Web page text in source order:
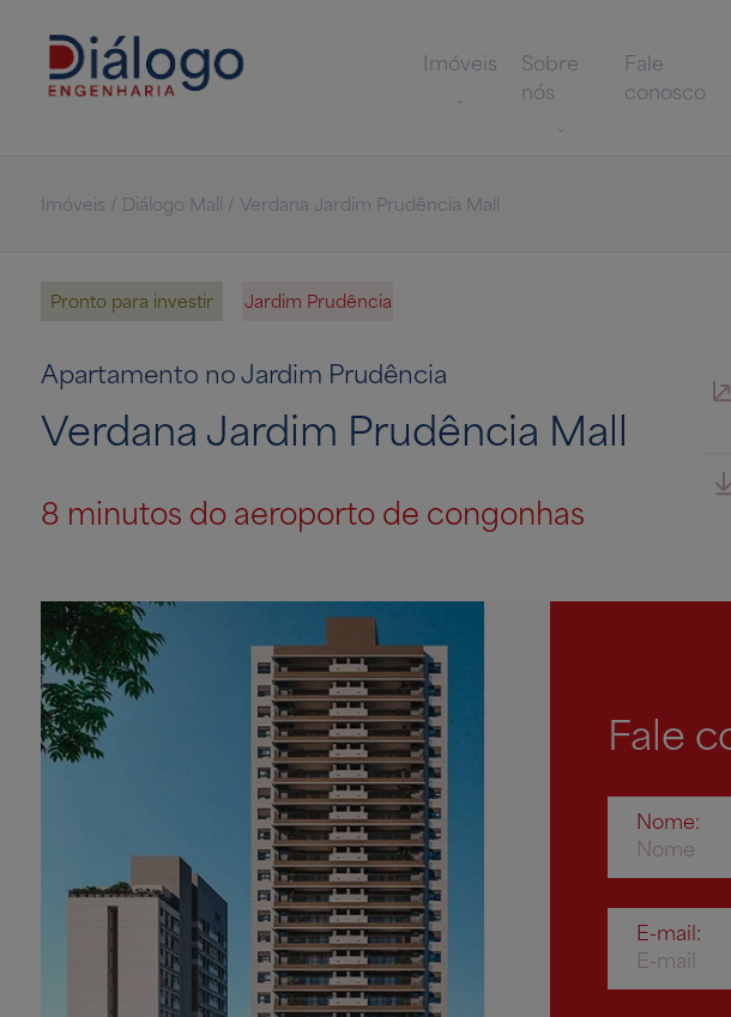
Imóveis
Sobre
nós
Fale
conosco
Imóveis / Diálogo Mall / Verdana Jardim Prudência Mall
Pronto para investir Jardim Prudência
Apartamento no Jardim Prudência
Verdana Jardim Prudência Mall
8 minutos do aeroporto de congonhas
Fale
Nome:
E-mail: